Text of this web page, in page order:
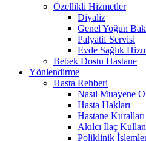
Özellikli Hizmetler
Diyaliz
Genel Yoğun
Palyatif Servisi
Evde Sağlık
Bebek Dostu Hastane
Yönlendirme
Hasta Rehberi
Nasıl Muayene
Hasta Hakları
Hastane Kuralları
Akılcı İlaç
Poliklinik